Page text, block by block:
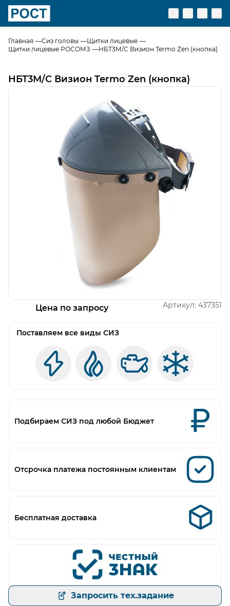
Перейти на главную страницу
Главная Сиз головы
Щитки лицевые
Щитки лицевые РОСОМЗ
НБТ3М/С Визион Termo Zen (кнопка)
Открыть изображение
НБТ3М/С Визион Termo Zen (кнопка)
Цена по запросу Артикул: 437351
Поставляем все виды СИЗ
Подбираем СИЗ под любой Бюджет
Отсрочка платежа постоянным клиентам
Бесплатная доставка
Запросить тех.задание